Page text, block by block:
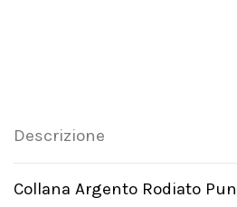
Descrizione
Collana Argento Rodiato